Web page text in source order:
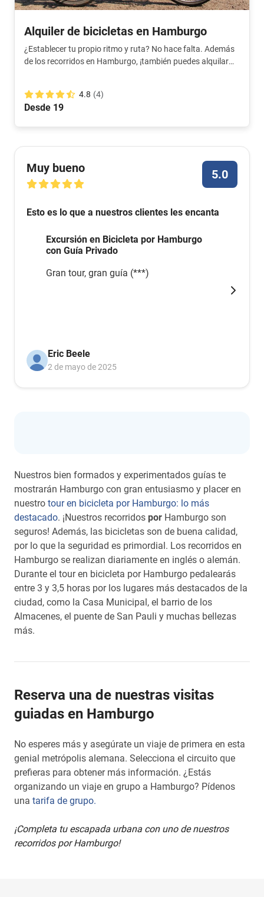
Alquiler de bicicletas en Hamburgo
¿Establecer tu propio ritmo y ruta? No hace falta. Además
de los recorridos en Hamburgo, ¡también puedes alquilar
4.8 (4)
Desde 19
Muy bueno 5.0
Esto es lo que a nuestros clientes les encanta
Excursión en Bicicleta por Hamburgo
con Guía Privado
Gran tour, gran guía (***)
Eric Beele
2 de mayo de 2025
Nuestros bien formados y experimentados guías te
mostrarán Hamburgo con gran entusiasmo y placer en
nuestro tour en bicicleta por Hamburgo: lo más
destacado. ¡Nuestros recorridos por Hamburgo son
seguros! Además, las bicicletas son de buena calidad,
por lo que la seguridad es primordial. Los recorridos en
Hamburgo se realizan diariamente en inglés o alemán.
Durante el tour en bicicleta por Hamburgo pedalearás
entre 3 y 3,5 horas por los lugares más destacados de la
ciudad, como la Casa Municipal, el barrio de los
Almacenes, el puente de San Pauli y muchas bellezas
más.
Reserva una de nuestras visitas
guiadas en Hamburgo
No esperes más y asegúrate un viaje de primera en esta
genial metrópolis alemana. Selecciona el circuito que
prefieras para obtener más información. ¿Estás
organizando un viaje en grupo a Hamburgo? Pídenos
una tarifa de grupo.
¡Completa tu escapada urbana con uno de nuestros
recorridos por Hamburgo!